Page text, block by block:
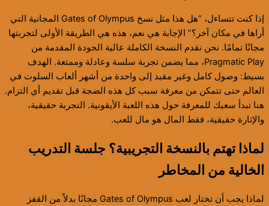
إذا كنت تتساءل، “هل هذا مثل نسخ Gates of Olympus المجانية التي
أراها في مكان آخر؟” الإجابة هي نعم، هذه هي الطريقة الأولى لتجربتها
مجانًا تمامًا. نحن نقدم النسخة الكاملة عالية الجودة المقدمة من
Pragmatic Play، مما يضمن تجربة سلسة وعادلة وممتعة. الهدف
بسيط: وصول كامل وغير مقيد إلى واحدة من أشهر ألعاب السلوت في
العالم حتى تتمكن من معرفة سبب كل هذه الضجة قبل تقديم أي التزام.
هنا تبدأ سعيك للمعرفة حول هذه اللعبة الأيقونية. التجربة حقيقية،
والإثارة حقيقية، فقط المال هو مال للعب.
لماذا تهتم بالنسخة التجريبية؟ جلسة التدريب
الخالية من المخاطر
لماذا يجب أن تختار لعب Gates of Olympus مجانًا بدلاً من القفز